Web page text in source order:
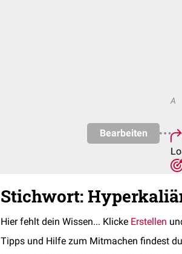
Bearbeiten
A
Stichwort:
Hier fehlt dein Wissen... Klicke Erstellen
Tipps und Hilfe zum Mitmachen findest